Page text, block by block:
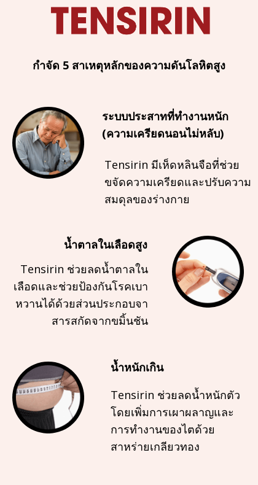
กำจัด 5 สาเหตุหลักของความดันโลหิตสูง
น้ำหนักเกิน
Tensirin ช่วยลดน้ำหนักตัว
โดยเพิ่มการเผาผลาญและ
การทำงานของไตด้วย
สาหร่ายเกลียวทอง
น้ำตาลในเลือดสูง
Tensirin ช่วยลดน้ำตาลใน
เลือดและช่วยป้องกันโรคเบา
หวานได้ด้วยส่วนประกอบจา
สารสกัดจากขมิ้นชัน
ระบบประสาทที่ทำงานหนัก
(ความเครียดนอนไม่หลับ)
Tensirin มีเห็ดหลินจือที่ช่วย
ขจัดความเครียดและปรับความ
สมดุลของร่างกาย